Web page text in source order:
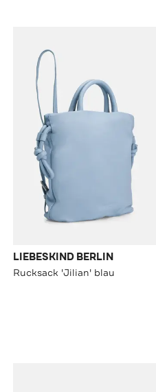
LIEBESKIND BERLIN
Rucksack 'Jilian' blau